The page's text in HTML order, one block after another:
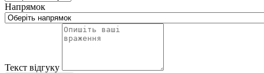
Напрямок
Текст відгуку